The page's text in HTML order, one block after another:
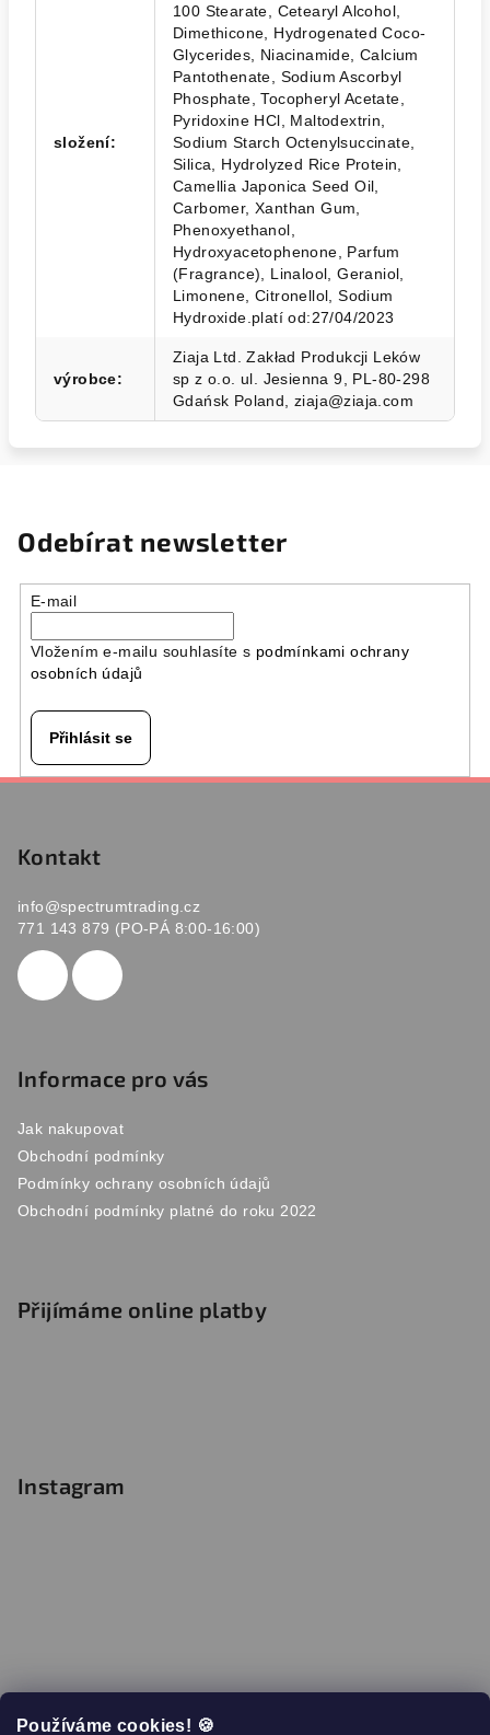
Používáme cookies! 🍪
složení:
100 Stearate, Cetearyl Alcohol,
Dimethicone, Hydrogenated Coco-
Glycerides, Niacinamide, Calcium
Pantothenate, Sodium Ascorbyl
Phosphate, Tocopheryl Acetate,
Pyridoxine HCl, Maltodextrin,
Sodium Starch Octenylsuccinate,
Silica, Hydrolyzed Rice Protein,
Camellia Japonica Seed Oil,
Carbomer, Xanthan Gum,
Phenoxyethanol,
Hydroxyacetophenone, Parfum
(Fragrance), Linalool, Geraniol,
Limonene, Citronellol, Sodium
Hydroxide.platí od:27/04/2023
výrobce:
Ziaja Ltd. Zakład Produkcji Leków
sp z o.o. ul. Jesienna 9, PL-80-298
Gdańsk Poland, ziaja@ziaja.com
Odebírat newsletter
E-mail
Vložením e-mailu souhlasíte s podmínkami ochrany
osobních údajů
Přihlásit se
Kontakt
info@spectrumtrading.cz
771 143 879 (PO-PÁ 8:00-16:00)
Informace pro vás
Jak nakupovat
Obchodní podmínky
Podmínky ochrany osobních údajů
Obchodní podmínky platné do roku 2022
Přijímáme online platby
Instagram